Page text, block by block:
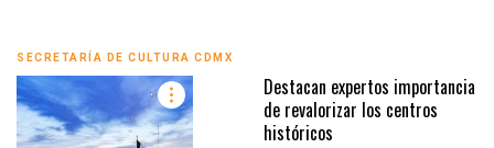
SECRETARÍA DE CULTURA CDMX
Destacan expertos importancia
de revalorizar los centros
históricos